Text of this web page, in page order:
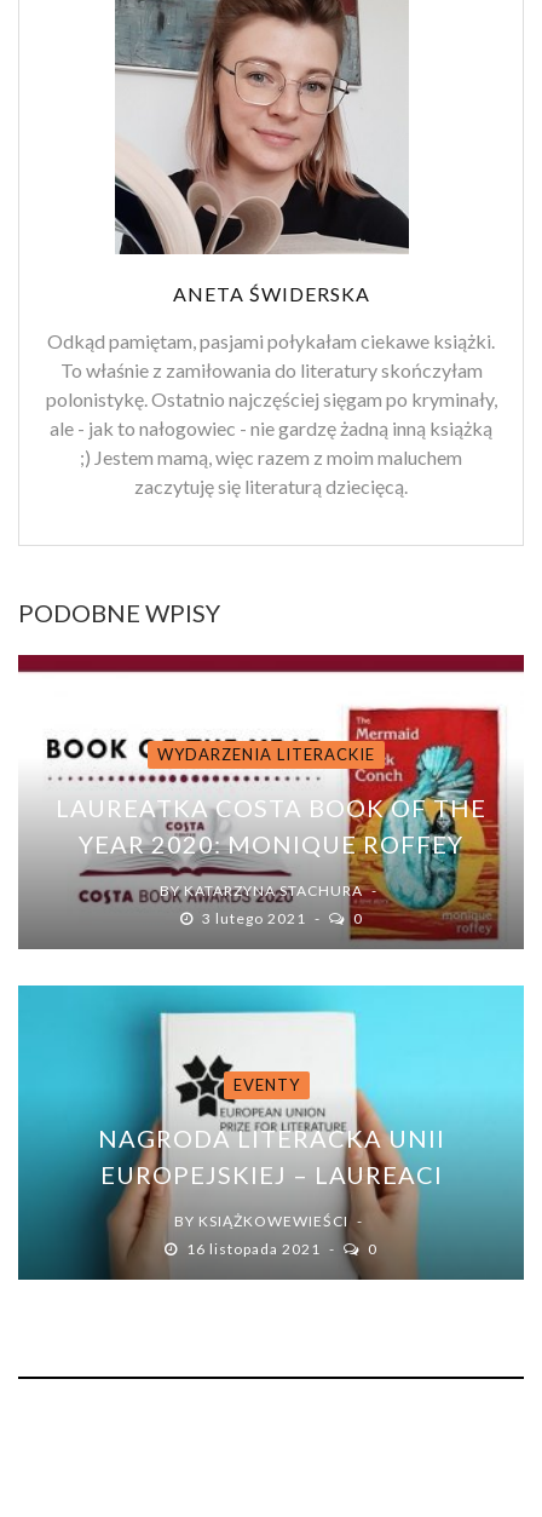
ANETA ŚWIDERSKA
Odkąd pamiętam, pasjami połykałam ciekawe książki.
To właśnie z zamiłowania do literatury skończyłam
polonistykę. Ostatnio najczęściej sięgam po kryminały,
ale - jak to nałogowiec - nie gardzę żadną inną książką
;) Jestem mamą, więc razem z moim maluchem
zaczytuję się literaturą dziecięcą.
PODOBNE WPISY
WYDARZENIA LITERACKIE
LAUREATKA COSTA BOOK OF THE
YEAR 2020: MONIQUE ROFFEY
BY KATARZYNA STACHURA
3 lutego 2021
0
EVENTY
NAGRODA LITERACKA UNII
EUROPEJSKIEJ – LAUREACI
BY KSIĄŻKOWEWIEŚCI
16 listopada 2021
0